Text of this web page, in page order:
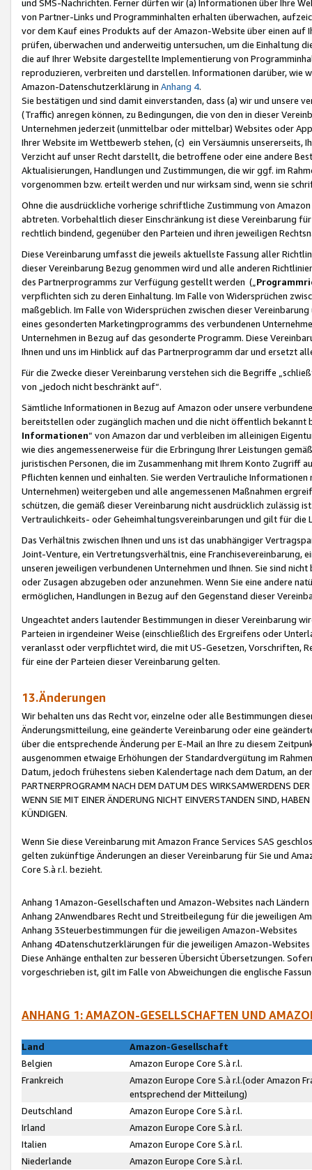
und SMS-Nachrichten. Ferner dürfen wir (a) Informationen über Ihre
von Partner-Links und Programminhalten erhalten überwachen,
vor dem Kauf eines Produkts auf der Amazon-Website über einen
prüfen, überwachen und anderweitig untersuchen, um die Einhaltung
die auf Ihrer Website dargestellte Implementierung von
reproduzieren, verbreiten und darstellen. Informationen darüber, wie
Amazon-Datenschutzerklärung in Anhang 4.
Sie bestätigen und sind damit einverstanden, dass (a) wir und
(Traffic) anregen können, zu Bedingungen, die von den in dieser
Unternehmen jederzeit (unmittelbar oder mittelbar) Websites oder
Ihrer Website im Wettbewerb stehen, (c) ein Versäumnis unsererseits,
Verzicht auf unser Recht darstellt, die betroffene oder eine andere
Aktualisierungen, Handlungen und Zustimmungen, die wir ggf. im
vorgenommen bzw. erteilt werden und nur wirksam sind, wenn sie
Ohne die ausdrückliche vorherige schriftliche Zustimmung von
abtreten. Vorbehaltlich dieser Einschränkung ist diese Vereinbarung
rechtlich bindend, gegenüber den Parteien und ihren jeweiligen
Diese Vereinbarung umfasst die jeweils aktuellste Fassung aller
dieser Vereinbarung Bezug genommen wird und alle anderen
des Partnerprogramms zur Verfügung gestellt werden („
verpflichten sich zu deren Einhaltung. Im Falle von Widersprüchen
maßgeblich. Im Falle von Widersprüchen zwischen dieser
eines gesonderten Marketingprogramms des verbundenen
Unternehmen in Bezug auf das gesonderte Programm. Diese
Ihnen und uns im Hinblick auf das Partnerprogramm dar und ersetzt
Für die Zwecke dieser Vereinbarung verstehen sich die Begriffe
von „jedoch nicht beschränkt auf“.
Sämtliche Informationen in Bezug auf Amazon oder unsere
bereitstellen oder zugänglich machen und die nicht öffentlich
Informationen“ von Amazon dar und verbleiben im alleinigen
wie dies angemessenerweise für die Erbringung Ihrer Leistungen
juristischen Personen, die im Zusammenhang mit Ihrem Konto
Pflichten kennen und einhalten. Sie werden Vertrauliche
Unternehmen) weitergeben und alle angemessenen Maßnahmen
schützen, die gemäß dieser Vereinbarung nicht ausdrücklich zulässig
Vertraulichkeits- oder Geheimhaltungsvereinbarungen und gilt für die
Das Verhältnis zwischen Ihnen und uns ist das unabhängiger
Joint-Venture, ein Vertretungsverhältnis, eine Franchisevereinbarung,
unseren jeweiligen verbundenen Unternehmen und Ihnen. Sie sind
oder Zusagen abzugeben oder anzunehmen. Wenn Sie eine andere
ermöglichen, Handlungen in Bezug auf den Gegenstand dieser
Ungeachtet anders lautender Bestimmungen in dieser Vereinbarung
Parteien in irgendeiner Weise (einschließlich des Ergreifens oder
veranlasst oder verpflichtet wird, die mit US-Gesetzen, Vorschriften,
für eine der Parteien dieser Vereinbarung gelten.
13.Änderungen
Wir behalten uns das Recht vor, einzelne oder alle Bestimmungen
Änderungsmitteilung, eine geänderte Vereinbarung oder eine
über die entsprechende Änderung per E-Mail an Ihre zu diesem
ausgenommen etwaige Erhöhungen der Standardvergütung im
Datum, jedoch frühestens sieben Kalendertage nach dem Datum, an
PARTNERPROGRAMM NACH DEM DATUM DES WIRKSAMWERDENS
WENN SIE MIT EINER ÄNDERUNG NICHT EINVERSTANDEN SIND,
KÜNDIGEN.
Wenn Sie diese Vereinbarung mit Amazon France Services SAS
gelten zukünftige Änderungen an dieser Vereinbarung für Sie und
Core S.à r.l. bezieht.
Anhang 1Amazon-Gesellschaften und Amazon-Websites nach Ländern
Anhang 2Anwendbares Recht und Streitbeilegung für die jeweiligen
Anhang 3Steuerbestimmungen für die jeweiligen Amazon-Websites
Anhang 4Datenschutzerklärungen für die jeweiligen Amazon-Websites
Diese Anhänge enthalten zur besseren Übersicht Übersetzungen.
vorgeschrieben ist, gilt im Falle von Abweichungen die englische
ANHANG 1: AMAZON-GESELLSCHAFTEN UND
Land
Amazon-Gesellschaft
Belgien
Amazon Europe Core S.à r.l.
Frankreich
Amazon Europe Core S.à r.l.(oder Amazon
entsprechend der Mitteilung)
Deutschland
Amazon Europe Core S.à r.l.
Irland
Amazon Europe Core S.à r.l.
Italien
Amazon Europe Core S.à r.l.
Niederlande
Amazon Europe Core S.à r.l.